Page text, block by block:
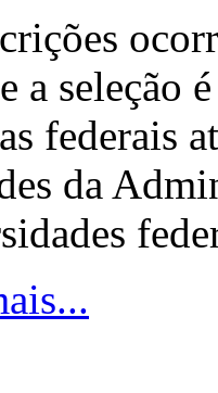
a seleção
federais
da